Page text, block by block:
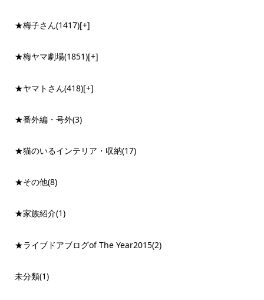
★梅子さん(1417)[+]
★梅ヤマ劇場(1851)[+]
★ヤマトさん(418)[+]
★番外編・号外(3)
★猫のいるインテリア・収納(17)
★その他(8)
★家族紹介(1)
★ライブドアブログof The Year2015(2)
未分類(1)